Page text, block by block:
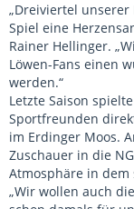
„Dreiviertel
Spiel eine
Rainer Hellinger.
Löwen-Fans einen
werden.“
Letzte Saison
Sportfreunden
im Erdinger Moos.
Zuschauer in die
Atmosphäre in dem
„Wir wollen auch